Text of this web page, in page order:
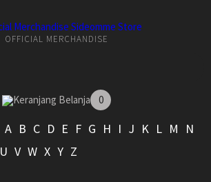
OFFICIAL MERCHANDISE
Keranjang Belanja 0
A B C D E F G H I J K L M
N
U V W X Y Z